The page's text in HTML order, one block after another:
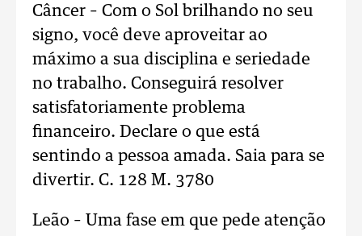
Câncer – Com o Sol brilhando no seu
signo, você deve aproveitar ao
máximo a sua disciplina e seriedade
no trabalho. Conseguirá resolver
satisfatoriamente problema
financeiro. Declare o que está
sentindo a pessoa amada. Saia para se
divertir. C. 128 M. 3780
Leão – Uma fase em que pede atenção